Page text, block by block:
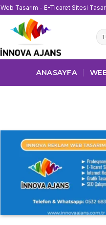
Web Tasarım - E-Ticaret Sitesi
ANASAYFA